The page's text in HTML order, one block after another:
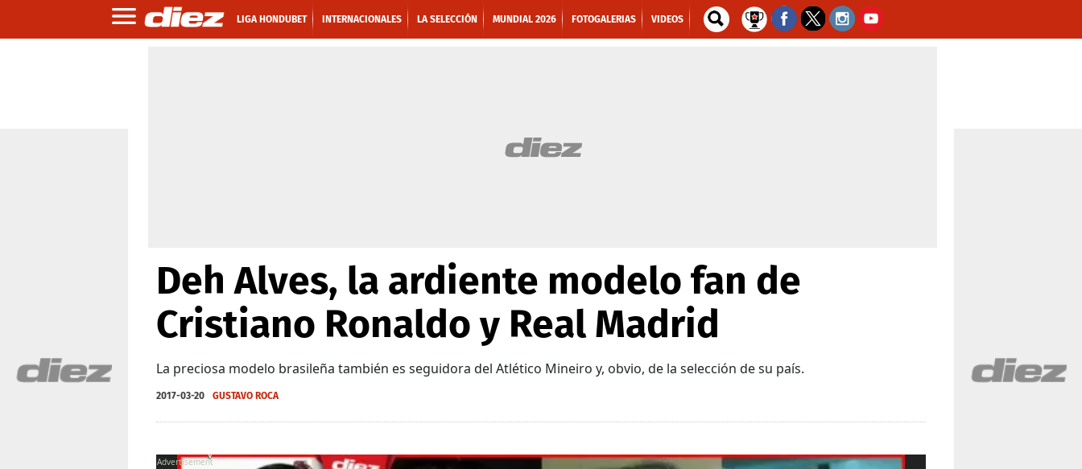
LIGA HONDUBET INTERNACIONALES LA SELECCIÓN MUNDIAL 2026 FOTOGALERIAS VIDEOS
Deh Alves, la ardiente modelo fan de
Cristiano Ronaldo y Real Madrid
La preciosa modelo brasileña también es seguidora del Atlético Mineiro y, obvio, de la selección de su país.
2017-03-20 GUSTAVO ROCA
X